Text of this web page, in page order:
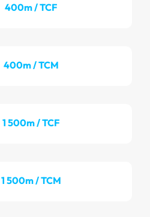
400m / TCF
400m / TCM
1 500m / TCF
1 500m / TCM